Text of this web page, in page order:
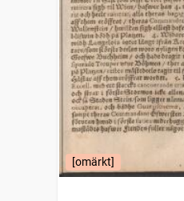
[omärkt]